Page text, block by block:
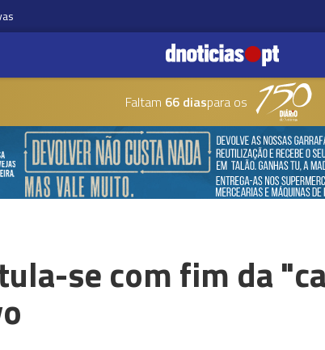
Faltam 66 diaspara os
se com fim da